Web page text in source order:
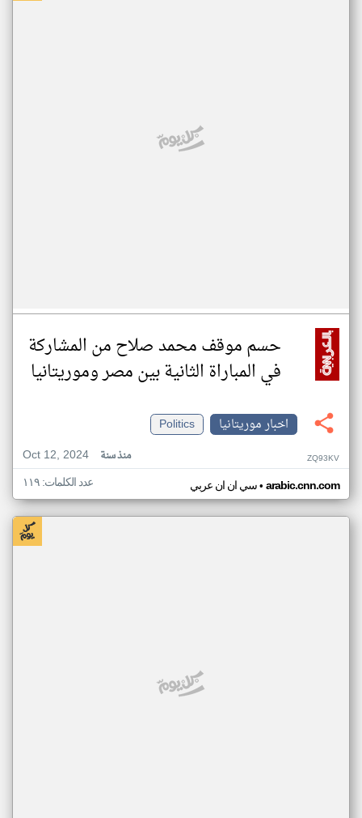
حسم موقف محمد صلاح من المشاركة
في المباراة الثانية بين مصر وموريتانيا
اخبار موريتانيا
Politics
Oct 12, 2024
منذ سنة ZQ93KV
سي ان ان عربي• arabic.cnn.com عدد الكلمات: ١١٩